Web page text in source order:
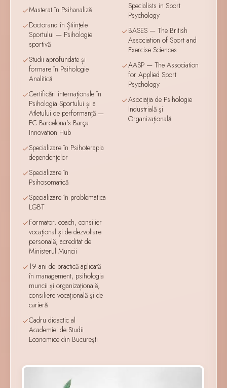
Masterat în Psihanaliză
Doctorand în Științele
Sportului — Psihologie
sportivă
Studii aprofundate și
formare în Psihologie
Analitică
Certificări internaționale în
Psihologia Sportului și a
Atletului de performanță —
FC Barcelona's Barça
Innovation Hub
Specializare în Psihoterapia
dependențelor
Specializare în
Psihosomatică
Specializare în problematica
LGBT
Formator, coach, consilier
vocațional și de dezvoltare
personală, acreditat de
Ministerul Muncii
19 ani de practică aplicată
în management, psihologia
muncii și organizațională,
consiliere vocațională și de
carieră
Cadru didactic al
Academiei de Studii
Economice din București
Specialists in Sport
Psychology
BASES — The British
Association of Sport and
Exercise Sciences
AASP — The Association
for Applied Sport
Psychology
Asociația de Psihologie
Industrială și
Organizațională